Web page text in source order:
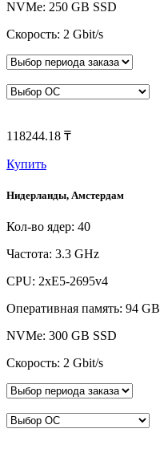
NVMe: 250 GB SSD
Скорость: 2 Gbit/s
118244.18 ₸
Купить
Нидерланды, Амстердам
Кол-во ядер: 40
Частота: 3.3 GHz
CPU: 2xE5-2695v4
Оперативная память: 94 GB
NVMe: 300 GB SSD
Скорость: 2 Gbit/s